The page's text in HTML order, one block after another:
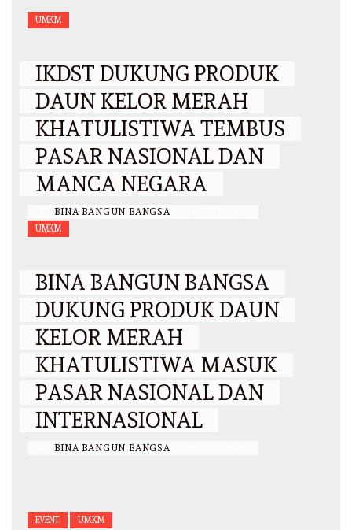
UMKM
IKDST DUKUNG PRODUK
DAUN KELOR MERAH
KHATULISTIWA TEMBUS
PASAR NASIONAL DAN
MANCA NEGARA
BINA BANGUN BANGSA
UMKM
BINA BANGUN BANGSA
DUKUNG PRODUK DAUN
KELOR MERAH
KHATULISTIWA MASUK
PASAR NASIONAL DAN
INTERNASIONAL
BINA BANGUN BANGSA
EVENT UMKM